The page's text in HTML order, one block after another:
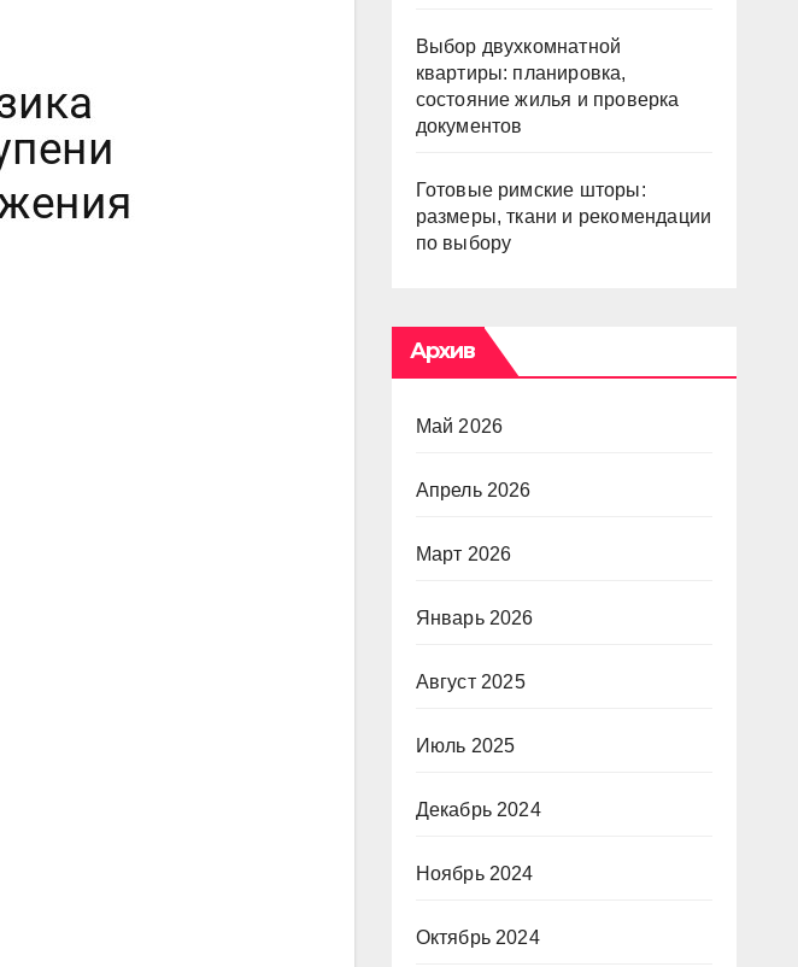
Выбор двухкомнатной
квартиры: планировка,
состояние жилья и проверка
документов
Готовые римские шторы:
размеры, ткани и рекомендации
по выбору
Архив
Май 2026
Апрель 2026
Март 2026
Январь 2026
Август 2025
Июль 2025
Декабрь 2024
Ноябрь 2024
Октябрь 2024